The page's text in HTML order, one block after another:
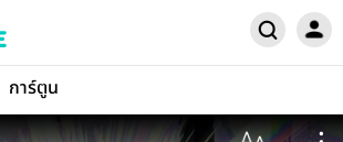
การ์ตูน